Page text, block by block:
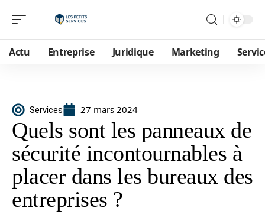
Actu Entreprise Juridique Marketing
Services 27 mars 2024
Quels sont les panneaux de
sécurité incontournables à
placer dans les bureaux des
entreprises ?